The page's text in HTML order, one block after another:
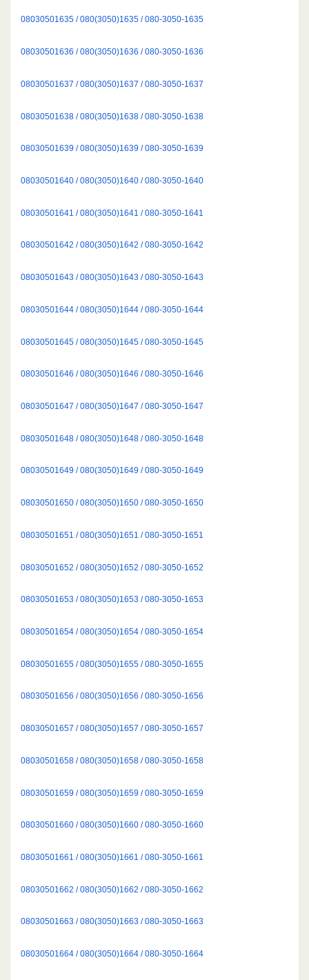
08030501635 / 080(3050)1635 / 080-3050-1635
08030501636 / 080(3050)1636 / 080-3050-1636
08030501637 / 080(3050)1637 / 080-3050-1637
08030501638 / 080(3050)1638 / 080-3050-1638
08030501639 / 080(3050)1639 / 080-3050-1639
08030501640 / 080(3050)1640 / 080-3050-1640
08030501641 / 080(3050)1641 / 080-3050-1641
08030501642 / 080(3050)1642 / 080-3050-1642
08030501643 / 080(3050)1643 / 080-3050-1643
08030501644 / 080(3050)1644 / 080-3050-1644
08030501645 / 080(3050)1645 / 080-3050-1645
08030501646 / 080(3050)1646 / 080-3050-1646
08030501647 / 080(3050)1647 / 080-3050-1647
08030501648 / 080(3050)1648 / 080-3050-1648
08030501649 / 080(3050)1649 / 080-3050-1649
08030501650 / 080(3050)1650 / 080-3050-1650
08030501651 / 080(3050)1651 / 080-3050-1651
08030501652 / 080(3050)1652 / 080-3050-1652
08030501653 / 080(3050)1653 / 080-3050-1653
08030501654 / 080(3050)1654 / 080-3050-1654
08030501655 / 080(3050)1655 / 080-3050-1655
08030501656 / 080(3050)1656 / 080-3050-1656
08030501657 / 080(3050)1657 / 080-3050-1657
08030501658 / 080(3050)1658 / 080-3050-1658
08030501659 / 080(3050)1659 / 080-3050-1659
08030501660 / 080(3050)1660 / 080-3050-1660
08030501661 / 080(3050)1661 / 080-3050-1661
08030501662 / 080(3050)1662 / 080-3050-1662
08030501663 / 080(3050)1663 / 080-3050-1663
08030501664 / 080(3050)1664 / 080-3050-1664